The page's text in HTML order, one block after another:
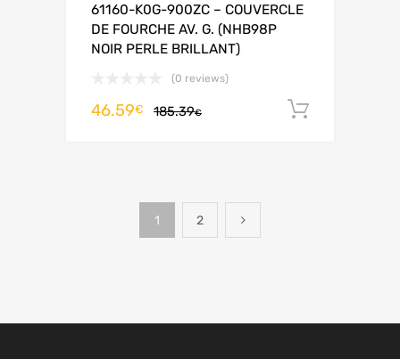
61160-K0G-900ZC – COUVERCLE
DE FOURCHE AV. G. (NHB98P
NOIR PERLE BRILLANT)
(0 reviews)
185.39€
46.59€
1 2